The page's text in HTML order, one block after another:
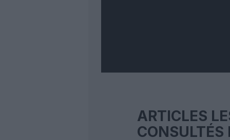
ARTICLES
CONSULTÉS